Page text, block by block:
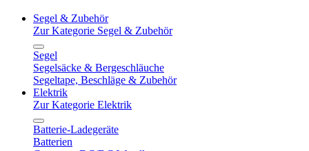
Segel & Zubehör
Zur Kategorie Segel & Zubehör
Segel
Segelsäcke & Bergeschläuche
Segeltape, Beschläge & Zubehör
Elektrik
Zur Kategorie Elektrik
Batterie-Ladegeräte
Batterien